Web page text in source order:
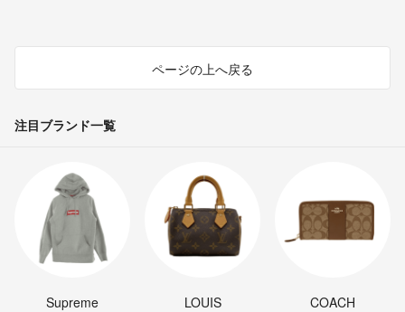
ページの上へ戻る
注目ブランド一覧
Supreme
LOUIS
COACH